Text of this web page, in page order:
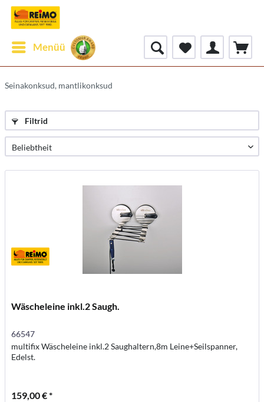
Menüü
Seinakonksud, mantlikonksud
Filtrid
Wäscheleine inkl.2 Saugh.
66547
multifix Wäscheleine inkl.2 Saughaltern,8m Leine+Seilspanner,
Edelst.
159,00 € *